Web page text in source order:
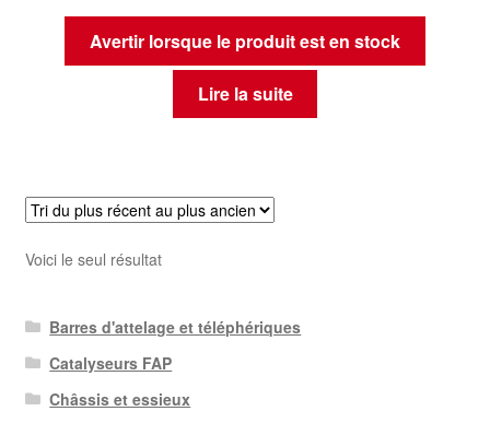
Avertir lorsque le produit est en stock
Lire la suite
Voici le seul résultat
Barres d'attelage et téléphériques
Catalyseurs FAP
Châssis et essieux